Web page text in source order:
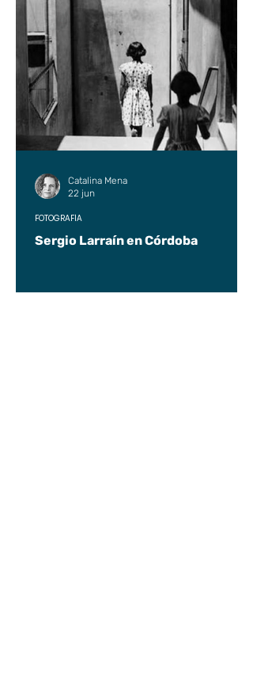
Sergio Larraín en Córdoba
FOTOGRAFÍA
Catalina Mena
22 jun